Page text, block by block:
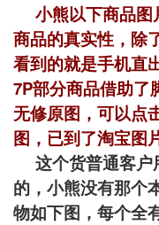
小熊以下商品
商品的真实性，除
看到的就是手机直
7P部分商品借助了
无修原图，可以点
图，已到了淘宝图
这个货普通客户
的，小熊没有那个
物如下图，每个全